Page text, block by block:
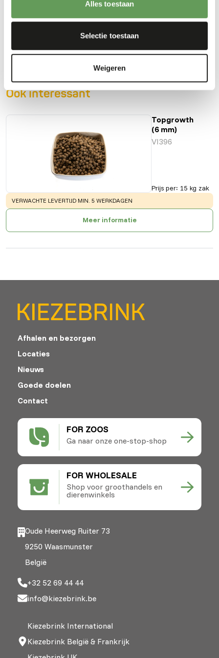
Alles toestaan
Selectie toestaan
Weigeren
Downloads
Productsheet
Ook interessant
Topgrowth
(6 mm)
VI396
Prijs per: 15 kg zak
WARNING:
VERWACHTE LEVERTIJD MIN. 5 WERKDAGEN
Meer informatie
FOR ZOOS
Ga naar onze one-stop-shop
FOR WHOLESALE
Shop voor groothandels en
dierenwinkels
Afhalen en bezorgen
Locaties
Nieuws
Goede doelen
Contact
Oude Heerweg Ruiter 73
9250 Waasmunster
België
+32 52 69 44 44
info@kiezebrink.be
Kiezebrink International
Kiezebrink België & Frankrijk